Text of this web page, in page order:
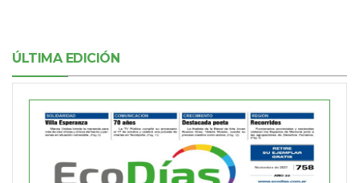
ÚLTIMA EDICIÓN